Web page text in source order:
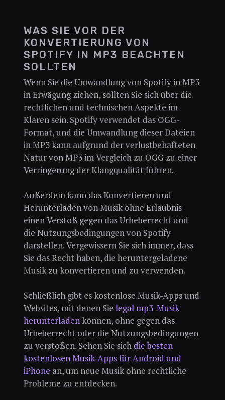
WAS SIE VOR DER
KONVERTIERUNG VON
SPOTIFY IN MP3 BEACHTEN
SOLLTEN
Wenn Sie die Umwandlung von Spotify in MP3
in Erwägung ziehen, sollten Sie sich über die
rechtlichen und technischen Aspekte im
Klaren sein. Spotify verwendet das OGG-
Format, und die Umwandlung dieser Dateien
in MP3 kann aufgrund der verlustbehafteten
Natur von MP3 im Vergleich zu OGG zu einer
Verringerung der Klangqualität führen.
Außerdem kann das Konvertieren und
Herunterladen von Musik ohne Erlaubnis
einen Verstoß gegen das Urheberrecht und
die Nutzungsbedingungen von Spotify
darstellen. Vergewissern Sie sich immer, dass
Sie das Recht haben, die heruntergeladene
Musik zu konvertieren und zu verwenden.
Schließlich gibt es kostenlose Musik-Apps und
Websites, mit denen Sie legal mp3-Musik
herunterladen können, ohne gegen das
Urheberrecht oder die Nutzungsbedingungen
zu verstoßen. Sehen Sie sich die besten
kostenlosen Musik-Apps für Android und
iPhone an, um neue Musik ohne rechtliche
Probleme zu entdecken.